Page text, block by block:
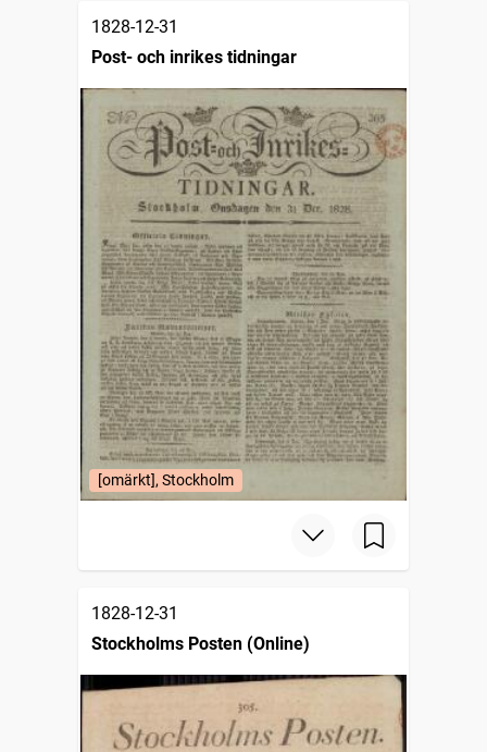
1828-12-31
Post- och inrikes tidningar
[omärkt], Stockholm
1828-12-31
Stockholms Posten (Online)